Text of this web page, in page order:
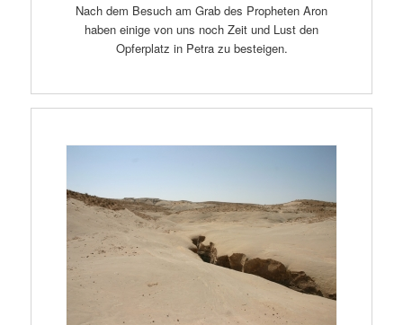
Nach dem Besuch am Grab des Propheten Aron
haben einige von uns noch Zeit und Lust den
Opferplatz in Petra zu besteigen.